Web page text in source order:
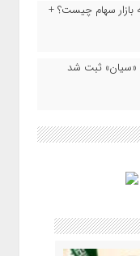
بازار سهام چیست؟ +
«سیان» ثبت شد